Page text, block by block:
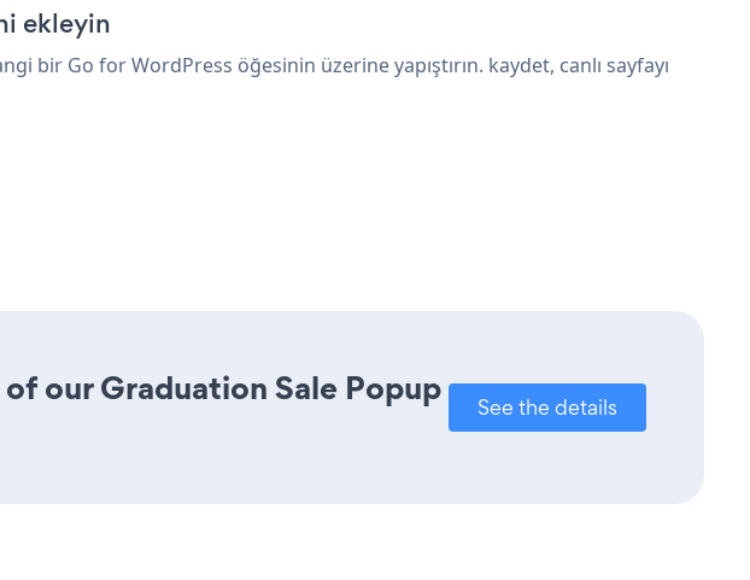
ekleyin
Go for WordPress öğesinin üzerine yapıştırın. kaydet, canlı sayfayı
our Graduation Sale Popup
See the details